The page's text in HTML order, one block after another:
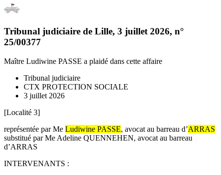
Tribunal judiciaire de Lille, 3 juillet 2026, n°
25/00377
Maître Ludiwine PASSE a plaidé dans cette affaire
Tribunal judiciaire
CTX PROTECTION SOCIALE
3 juillet 2026
[Localité 3]
représentée par Me Ludiwine PASSE, avocat au barreau d’ARRAS
substitué par Me Adeline QUENNEHEN, avocat au barreau
d’ARRAS
INTERVENANTS :